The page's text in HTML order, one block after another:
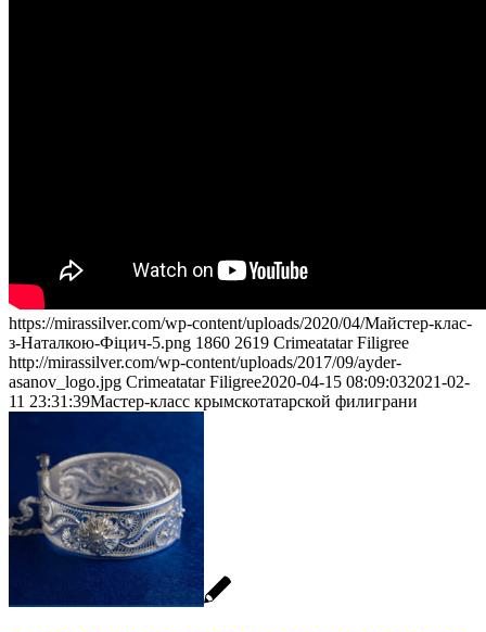
https://mirassilver.com/wp-content/uploads/2020/04/Майстер-клас-
з-Наталкою-Фіцич-5.png 1860 2619 Crimeatatar Filigree
http://mirassilver.com/wp-content/uploads/2017/09/ayder-
asanov_logo.jpg Crimeatatar Filigree2020-04-15 08:09:032021-02-
11 23:31:39Мастер-класс крымскотатарской филиграни